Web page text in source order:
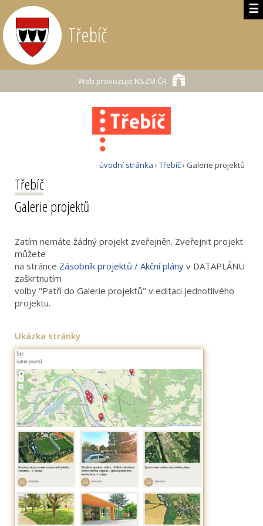
☰
Třebíč
Web provozuje NSZM ČR
úvodní stránka › Třebíč› Galerie projektů
Třebíč
Galerie projektů
Zatím nemáte žádný projekt zveřejněn. Zveřejnit projekt
můžete
na stránce Zásobník projektů / Akční plány v DATAPLÁNU
zaškrtnutím
volby "Patří do Galerie projektů" v editaci jednotlivého
projektu.
Ukázka stránky